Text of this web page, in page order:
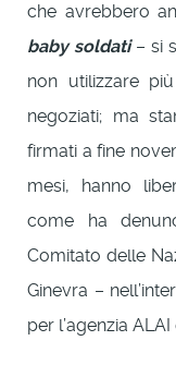
che avrebbero
baby soldati – si
non utilizzare
negoziati; ma
firmati a fine
mesi, hanno
come ha
Comitato delle
Ginevra –
per l’agenzia